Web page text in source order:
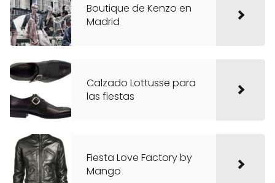
Boutique de Kenzo en
Madrid
Calzado Lottusse para
las fiestas
Fiesta Love Factory by
Mango